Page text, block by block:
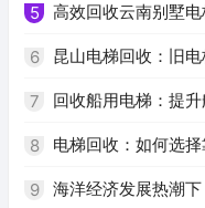
5 高效回收云南别墅
6 昆山电梯回收：旧
7 回收船用电梯：提
8 电梯回收：如何选
9 海洋经济发展热潮